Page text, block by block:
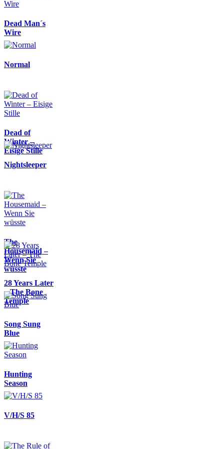
Dead Man´s
Wire
Normal
Dead of
Winter –
Eisige Stille
Nightsleeper
The
Housemaid –
Wenn Sie
wüsste
28 Years Later
– The Bone
Temple
Song Sung
Blue
Hunting
Season
V/H/S 85